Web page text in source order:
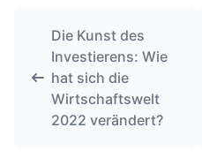
Die Kunst des
Investierens: Wie
hat sich die
Wirtschaftswelt
2022 verändert?